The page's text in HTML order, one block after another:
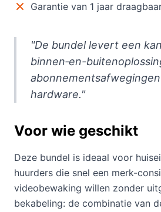
Garantie van 1 jaar
"De bundel levert een
binnen‑en-
hardware."
Voor wie geschikt
Deze bundel is ideaal voor
huurders die snel een merk-
videobewaking willen zonder
bekabeling: de combinatie van